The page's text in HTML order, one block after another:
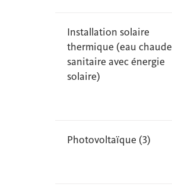
Installation solaire
thermique (eau chaude
sanitaire avec énergie
solaire)
Photovoltaïque (3)